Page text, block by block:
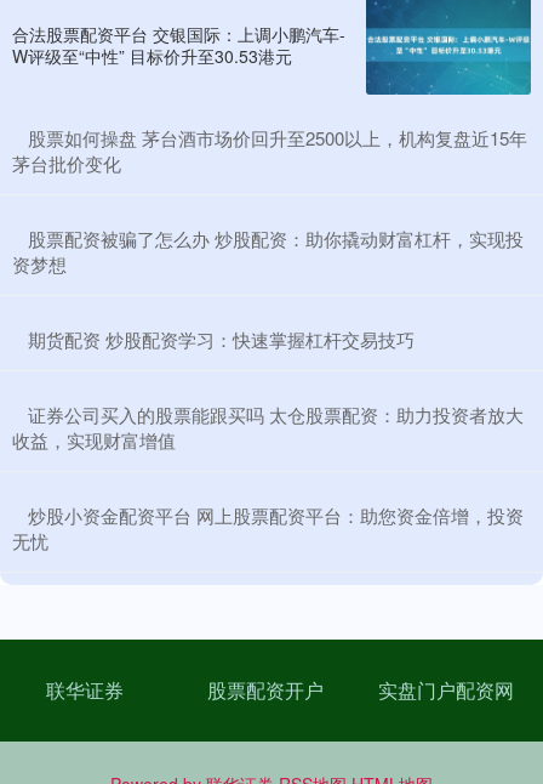
合法股票配资平台 交银国际：上调小鹏汽车-
W评级至“中性” 目标价升至30.53港元
​股票如何操盘 茅台酒市场价回升至2500以上，机构复盘近15年
茅台批价变化
​股票配资被骗了怎么办 炒股配资：助你撬动财富杠杆，实现投
资梦想
​期货配资 炒股配资学习：快速掌握杠杆交易技巧
​证券公司买入的股票能跟买吗 太仓股票配资：助力投资者放大
收益，实现财富增值
​炒股小资金配资平台 网上股票配资平台：助您资金倍增，投资
无忧
联华证券 股票配资开户 实盘门户配资网